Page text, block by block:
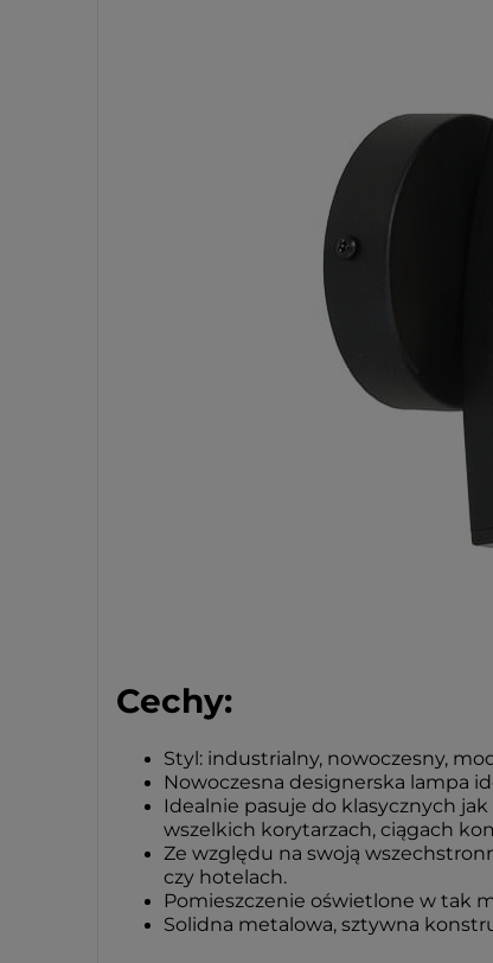
Cechy:
Styl: industrialny, nowoczesny,
Nowoczesna designerska lampa
Idealnie pasuje do klasycznych
wszelkich korytarzach, ciągach
Ze względu na swoją
czy hotelach.
Pomieszczenie oświetlone w tak
Solidna metalowa, sztywna